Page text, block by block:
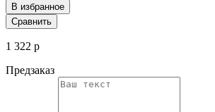
В избранное
Сравнить
1 322 р
Предзаказ